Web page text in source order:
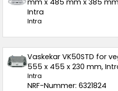
mm x 485 mm x 385
Intra
Intra
Vaskekar VK50STD for
555 x 455 x 230 mm,
Intra
NRF-Nummer: 6321824